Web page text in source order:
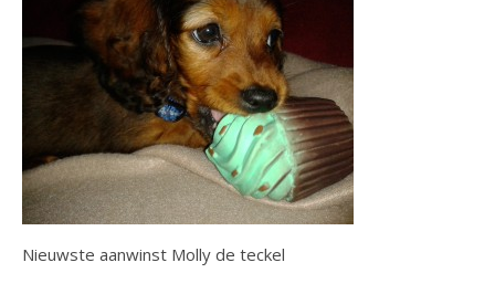
Nieuwste aanwinst Molly de teckel